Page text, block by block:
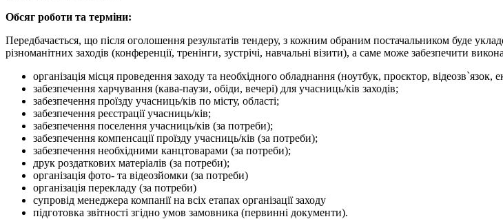
Обсяг роботи та терміни:
Передбачається, що після оголошення результатів тендеру, з кожним обраним постачальником буде
різноманітних заходів (конференції, тренінги, зустрічі, навчальні візити), а саме може забезпечити
організація місця проведення заходу та необхідного обладнання (ноутбук, проєктор,
забезпечення харчування (кава-паузи, обіди, вечері) для учасниць/ків заходів;
забезпечення проїзду учасниць/ків по місту, області;
забезпечення реєстрації учасниць/ків;
забезпечення поселення учасниць/ків (за потреби);
забезпечення компенсації проїзду учасниць/ків (за потреби);
забезпечення необхідними канцтоварами (за потреби);
друк роздаткових матеріалів (за потреби);
організація фото- та відеозйомки (за потреби)
організація перекладу (за потреби)
супровід менеджера компанії на всіх етапах організації заходу
підготовка звітності згідно умов замовника (первинні документи).